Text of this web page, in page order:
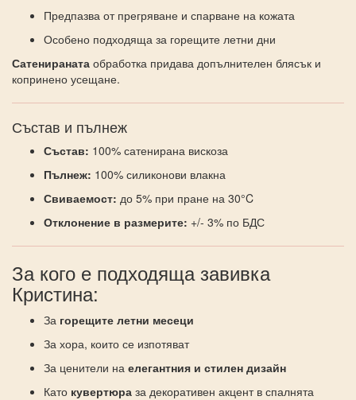
Предпазва от прегряване и спарване на кожата
Особено подходяща за горещите летни дни
Сатенираната обработка придава допълнителен блясък и
копринено усещане.
Състав и пълнеж
Състав: 100% сатенирана вискоза
Пълнеж: 100% силиконови влакна
Свиваемост: до 5% при пране на 30°C
Отклонение в размерите: +/- 3% по БДС
За кого е подходяща завивка
Кристина:
За горещите летни месеци
За хора, които се изпотяват
За ценители на елегантния и стилен дизайн
Като кувертюра за декоративен акцент в спалнята